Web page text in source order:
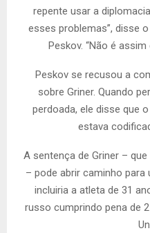
repente usar a
esses problemas”, disse
Peskov. “Não é
Peskov se recusou a
sobre Griner. Quando
perdoada, ele disse que
estava
A sentença de Griner – que
– pode abrir caminho
incluiria a atleta de 31
russo cumprindo pena de